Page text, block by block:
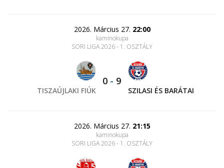
2026. Március 27. 22:00
kaminokupa
SORI LIGA 2026 - 1. OSZTÁLY
TISZAÚJLAKI FIÚK
0 - 9
SZILASI ÉS BARÁTAI
2026. Március 27. 21:15
kaminokupa
SORI LIGA 2026 - 1. OSZTÁLY